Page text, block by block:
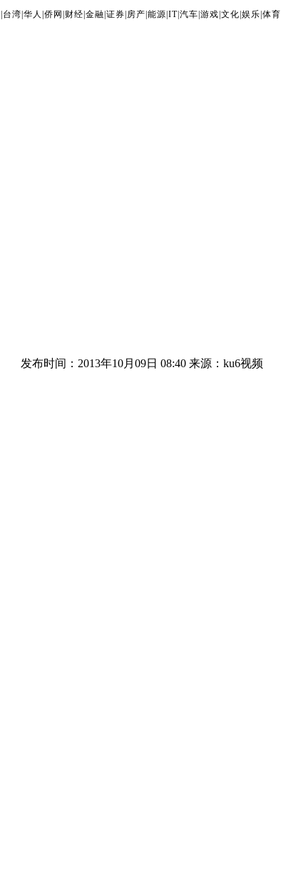
台湾 华人 侨网 财经 金融 证券 房产 能源 IT| 汽车 游戏 文化 娱乐 体育
发布时间：2013年10月09日 08:40 来源：ku6视频